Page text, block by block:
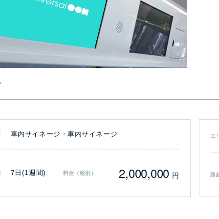
車内サイネージ・車内サイネージ
7日(1週間) 料金（税別） 2,000,000 円
エ
路